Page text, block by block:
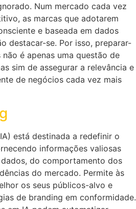
Num mercado cada vez
as marcas que adotarem
e baseada em dados
destacar-se. Por isso, preparar-
é apenas uma questão de
sim de assegurar a relevância e
de negócios cada vez mais
está destinada a redefinir o
informações valiosas
do comportamento dos
do mercado. Permite às
os seus públicos-alvo e
de branding em conformidade.